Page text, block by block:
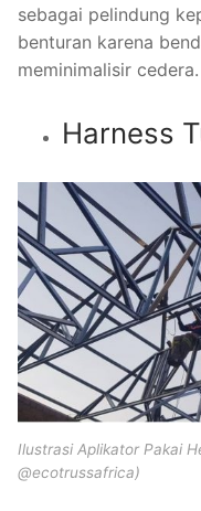
sebagai pelindung
benturan karena
meminimalisir cedera.
Harness
Ilustrasi Aplikator Pakai
@ecotrussafrica)